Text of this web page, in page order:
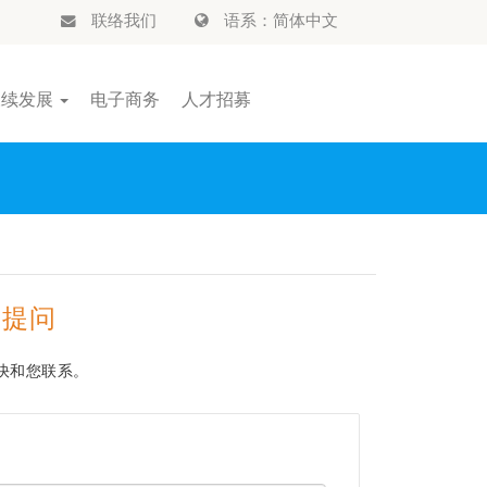
联络我们 语系：简体中文
发展 电子商务 人才招募
问
您联系。